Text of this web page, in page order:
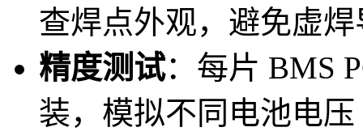
查焊点外观，避免虚
精度测试：每片 BMS
装，模拟不同电池电